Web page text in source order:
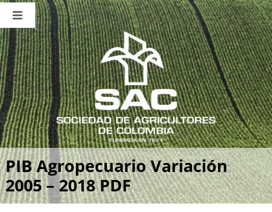
Saltar
contenido
Toggle
Navigation
Nosotros
Publicaciones
Sala de Prensa
Eventos
PIB Agropecuario Variación
2005 – 2018 PDF